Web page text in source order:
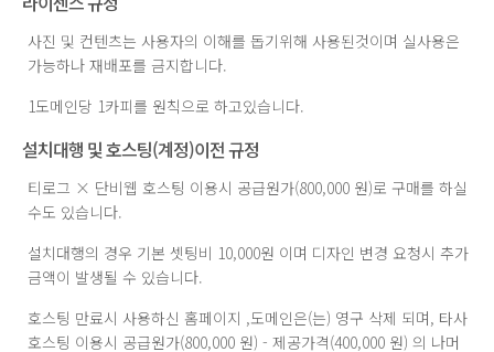
사진 및 컨텐츠는 사용자의 이해를 돕기위해 사용된것이며 실사용은
가능하나 재배포를 금지합니다.
1도메인당 1카피를 원칙으로 하고있습니다.
설치대행 및 호스팅(계정)이전 규정
티로그 × 단비웹 호스팅 이용시 공급원가(800,000 원)로 구매를 하실
수도 있습니다.
설치대행의 경우 기본 셋팅비 10,000원 이며 디자인 변경 요청시 추가
금액이 발생될 수 있습니다.
호스팅 만료시 사용하신 홈페이지 ,도메인은(는) 영구 삭제 되며, 타사
호스팅 이용시 공급원가(800,000 원) - 제공가격(400,000 원) 의 나머